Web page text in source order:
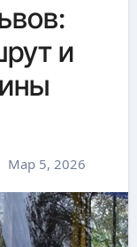
и
Мар 5, 2026